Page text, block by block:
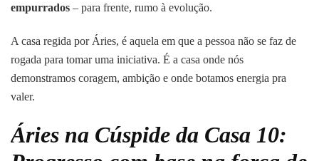
empurrados – para frente, rumo à evolução.
A casa regida por Áries, é aquela em que a pessoa não se faz de
rogada para tomar uma iniciativa. É a casa onde nós
demonstramos coragem, ambição e onde botamos energia pra
valer.
Áries na Cúspide da Casa 10: